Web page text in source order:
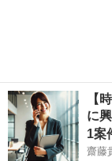
【
に
1案
齋藤